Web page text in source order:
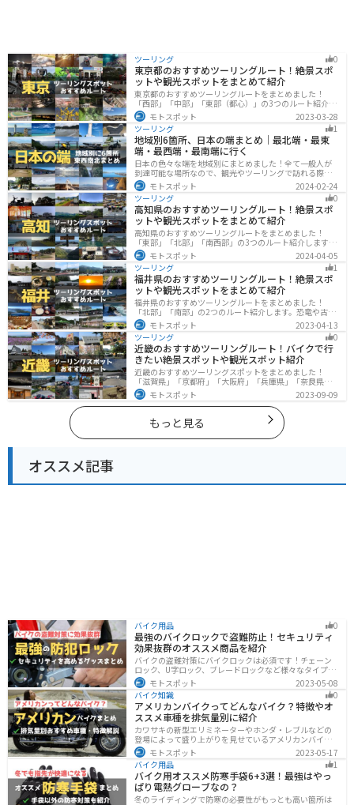
ツーリング 0
東京都のおすすめツーリングルート！絶景スポ
ットや観光スポットをまとめて紹介
東京都のおすすめツーリングルートをまとめました！
「西部」「中部」「東部（都心）」の3つのルート紹介し
ます。西に行けば奥多摩の自然、東に行けば都心スポッ
トと、自然も街も楽しめるスポットが多数あります。バ
イクで東京都にツーリングに行く際は参考にしてくださ
い。
モトスポット
2023-03-28
ツーリング
1
地域別6箇所、日本の端まとめ｜最北端・最東
端・最西端・最南端に行く
日本の色々な端を地域別にまとめました！全て一般人が
到達可能な場所なので、観光やツーリングで訪れる際の
参考にしてください。
モトスポット
2024-02-24
ツーリング
0
高知県のおすすめツーリングルート！絶景スポ
ットや観光スポットをまとめて紹介
高知県のおすすめツーリングルートをまとめました！
「東部」「北部」「南西部」の3つのルート紹介します。
山と海どちらも楽しめるスポットが多数あり、様々な楽
しみ方ができます。バイクで高知県にツーリングに行く
際は参考にしてください。
モトスポット
2024-04-05
ツーリング
1
福井県のおすすめツーリングルート！絶景スポ
ットや観光スポットをまとめて紹介
福井県のおすすめツーリングルートをまとめました！
「北部」「南部」の2つのルート紹介します。恐竜や古代
遺跡、温泉地など魅力に溢れるスポットが多数ありま
す。バイクで福井県にツーリングに行く際は参考にして
ください。
モトスポット
2023-04-13
ツーリング
0
近畿のおすすめツーリングルート！バイクで行
きたい絶景スポットや観光スポット紹介
近畿のおすすめツーリングスポットをまとめました！
「滋賀県」「京都府」「大阪府」「兵庫県」「奈良県」
「和歌山」の各県の観光地紹介します。自然豊かな山々
や湖、温泉地が点在し、四季折々の景色を楽しめるスポ
ットが多数あります。バイクで近畿にツーリングに行く
際は参考にしてください。
モトスポット 2023-09-09
もっと見る
オススメ記事
バイク用品 0
最強のバイクロックで盗難防止！セキュリティ
効果抜群のオススメ商品を紹介
バイクの盗難対策にバイクロックは必須です！チェーン
ロック、U字ロック、ブレードロックなど様々なタイプが
あるので自分の用途に合った使いやすいものを選びまし
ょう。この記事ではバイクロックの種類と特徴、それぞ
れ最強の商品を紹介します。
モトスポット
2023-05-08
バイク知識
0
アメリカンバイクってどんなバイク？特徴やオ
ススメ車種を排気量別に紹介
カワサキの新型エリミネーターやホンダ・レブルなどの
登場によって盛り上がりを見せているアメリカンバイ
ク。スタイリッシュに乗れることはもちろん、ツーリン
グや通学通勤もこなせるアメリカンバイクの特徴や、オ
ススメの車種についてご紹介します！
モトスポット
2023-05-17
バイク用品
1
バイク用オススメ防寒手袋6+3選！最強はやっ
ぱり電熱グローブなの？
冬のライディングで防寒の必要性がもっとも高い箇所は